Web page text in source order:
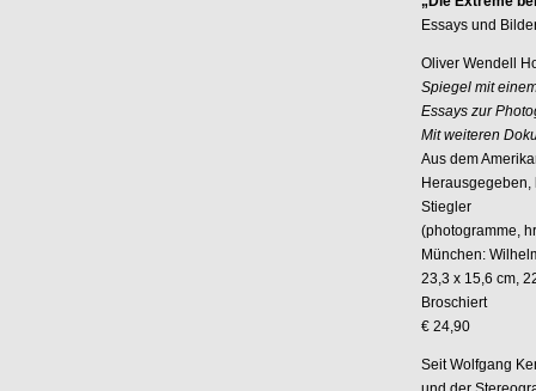
Essays und
Oliver Wendell
Spiegel mit
Essays zur
Mit weiteren
Aus dem
Stiegler
(photogramme,
München:
23,3 x 15,6 cm,
Broschiert
€ 24,90
Seit Wolfgang